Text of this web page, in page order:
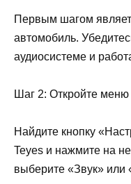
Первым шагом
автомобиль.
аудиосистеме и
Шаг 2: Откройте меню
Найдите кнопку
Teyes и нажмите на
выберите «Звук» или